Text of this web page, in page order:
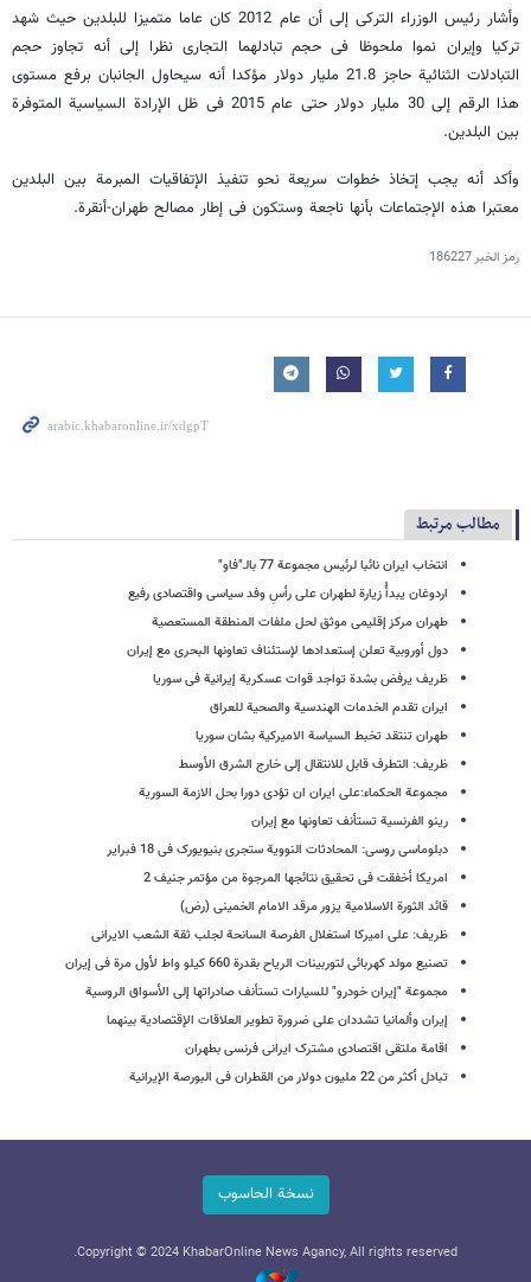
وأشار رئیس الوزراء الترکی إلی أن عام 2012 کان عاما متمیزا للبلدین حیث شهد
ترکیا وإیران نموا ملحوظا فی حجم تبادلهما التجاری نظرا إلی أنه تجاوز حجم
التبادلات الثنائیة حاجز 21.8 ملیار دولار مؤکدا أنه سیحاول الجانبان برفع مستوی
هذا الرقم إلی 30 ملیار دولار حتی عام 2015 فی ظل الإرادة السیاسیة المتوفرة
بین البلدین.
وأکد أنه یجب إتخاذ خطوات سریعة نحو تنفیذ الإتفاقیات المبرمة بین البلدین
معتبرا هذه الإجتماعات بأنها ناجعة وستکون فی إطار مصالح طهران-أنقرة.
رمز الخبر186227
مطالب مرتبط
انتخاب ایران نائبا لرئیس مجموعة 77 بالـ"فاو"
اردوغان یبدأُ زیارة لطهران على رأسِ وفد سیاسی واقتصادی رفیع
طهران مرکز إقلیمی موثق لحل ملفات المنطقة المستعصیة
دول أوروبیة تعلن إستعدادها لإستئناف تعاونها البحری مع إیران
ظریف یرفض بشدة تواجد قوات عسکریة إیرانیة فی سوریا
ایران تقدم الخدمات الهندسیة والصحیة للعراق
طهران تنتقد تخبط السیاسة الامیرکیة بشان سوریا
ظریف: التطرف قابل للانتقال إلی خارج الشرق الأوسط
مجموعة الحکماء:على ایران ان تؤدی دورا بحل الازمة السوریة
رینو الفرنسیة تستأنف تعاونها مع إیران
دبلوماسی روسی: المحادثات النوویة ستجری بنیویورک فی 18 فبرایر
امریکا أخفقت فی تحقیق نتائجها المرجوة من مؤتمر جنیف 2
قائد الثورة الاسلامیة یزور مرقد الامام الخمینی (رض)
ظریف: على امیرکا استغلال الفرصة السانحة لجلب ثقة الشعب الایرانی
تصنیع مولد کهربائی لتوربینات الریاح بقدرة 660 کیلو واط لأول مرة فی إیران
مجموعة "إیران خودرو" للسیارات تستأنف صادراتها إلى الأسواق الروسیة
إیران وألمانیا تشددان علی ضرورة تطویر العلاقات الإقتصادیة بینهما
اقامة ملتقى اقتصادی مشترک ایرانی فرنسی بطهران
تبادل أکثر من 22 ملیون دولار من القطران فی البورصة الإیرانیة
نسخة الحاسوب
Copyright © 2024 KhabarOnline News Agancy, All rights reserved.